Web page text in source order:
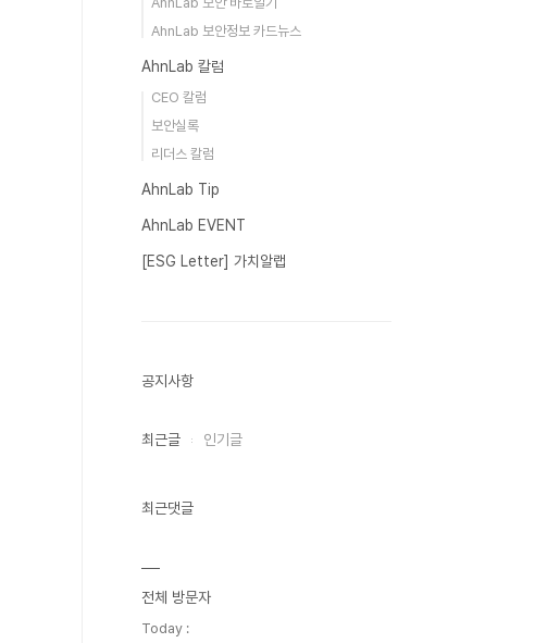
AhnLab 보안정보 카드뉴스
AhnLab 칼럼
CEO 칼럼
보안실록
리더스 칼럼
AhnLab Tip
AhnLab EVENT
[ESG Letter] 가치알랩
공지사항
최근글 인기글
최근댓글
전체 방문자
Today :